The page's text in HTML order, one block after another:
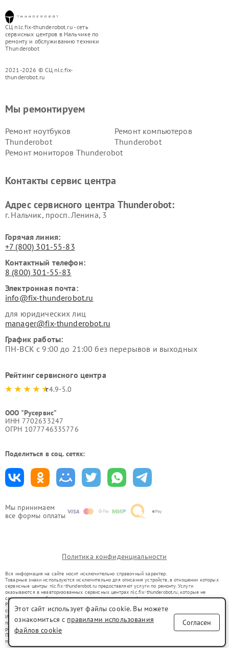
СЦ nlc.fix-thunderobot.ru - сеть
сервисных центров в Нальчике по
ремонту и обслуживанию техники
Thunderobot
2021-2026 © СЦ nlc.fix-
thunderobot.ru
Мы принимаем
все формы оплаты
Мы ремонтируем
Ремонт ноутбуков
Thunderobot
Ремонт компьютеров
Thunderobot
Ремонт мониторов Thunderobot
Контакты сервис центра
Адрес сервисного центра Thunderobot:
г. Нальчик, просп. Ленина, 3
Горячая линия:
+7 (800) 301-55-83
Контактный телефон:
8 (800) 301-55-83
Электронная почта:
info@fix-thunderobot.ru
для юридических лиц
manager@fix-thunderobot.ru
График работы:
ПН-ВСК с 9:00 до 21:00 без перерывов и выходных
Рейтинг сервисного центра
4.9-5.0
ООО "Русервис"
ИНН 7702633247
ОГРН 1077746335776
Поделиться в соц. сетях:
Политика конфиденциальности
Вся информация на сайте носит исключительно справочный характер.
Товарные знаки используются исключительно для описания устройств, в отношении которых
сервисные центры nlc.fix-thunderobot.ru предоставляют услуги по ремонту. Услуги
оказываются в неавторизованных сервисных центрах nlc.fix-thunderobot.ru, которые не
связаны с правообладателями товарных знаков или их официальными представителями.
Ремонт осуществляется для устройств, уже введенных в гражданский оборот в соответствии
со статьей 1487 ГК РФ.
Использование товарных знаков не преследует цели индивидуализации услуг или введения
потребителей в заблуждение, а служит для информирования о предоставляемых услугах по
ремонту техники указанных брендов.
Представленная на сайте информация не является публичной офертой, определяемой
положениями Статьи 437(2) Гражданского кодекса РФ
Этот сайт использует файлы cookie. Вы можете
ознакомиться с правилами использования
файлов cookie
Согласен